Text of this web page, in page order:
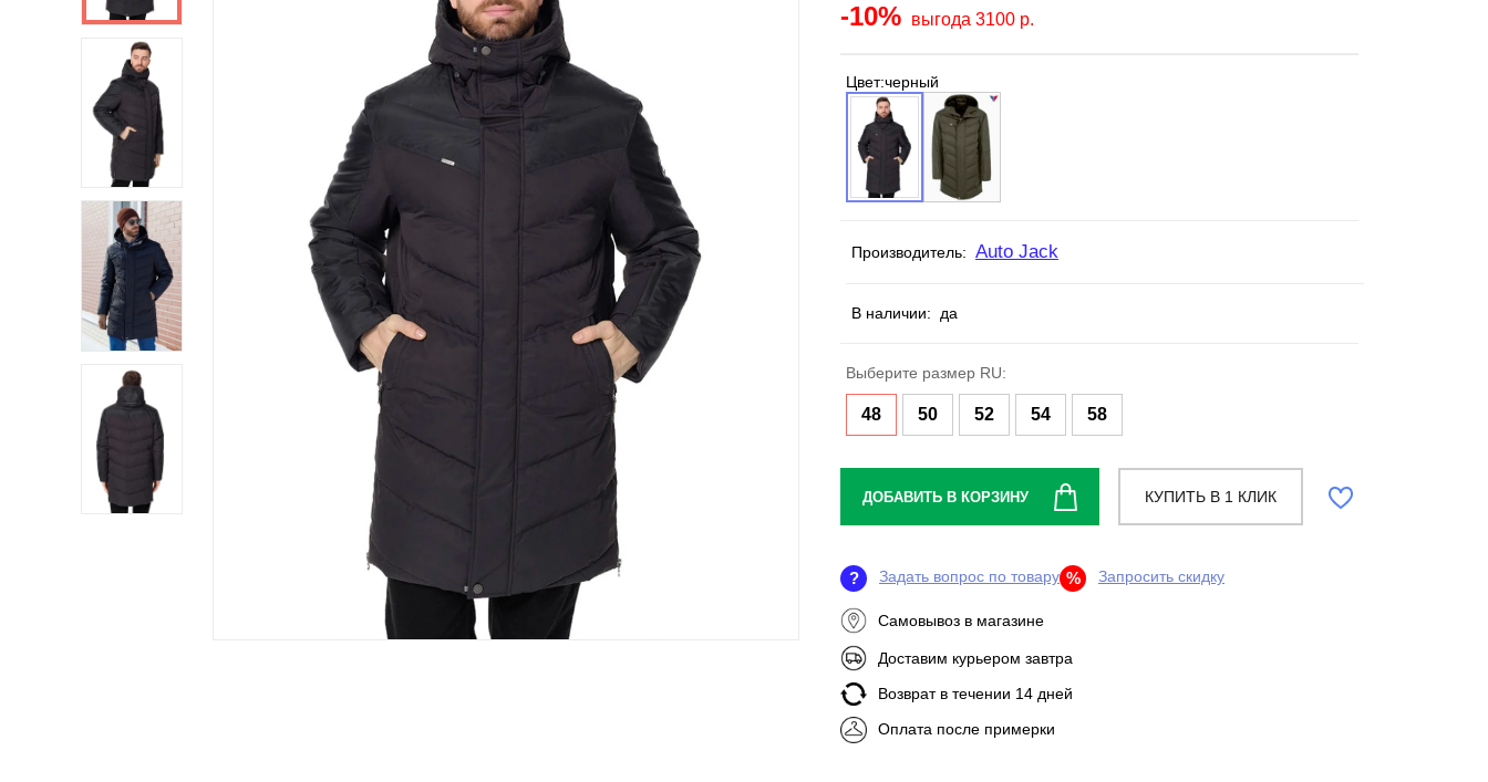
-10% выгода 3100 р.
Цвет:черный
Производитель: Auto Jack
В наличии: да
Выберите размер RU:
48 50 52 54 58
ДОБАВИТЬ В КОРЗИНУ КУПИТЬ В 1 КЛИК
? Задать вопрос по товару % Запросить скидку
Самовывоз в магазине
Доставим курьером завтра
Возврат в течении 14 дней
Оплата после примерки